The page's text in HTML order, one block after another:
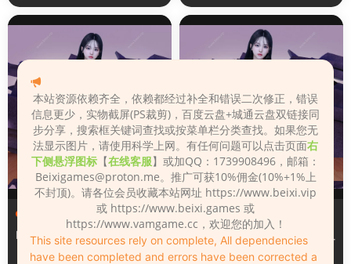
服装（Clothing）
Leopard_print_office_suit
服装（Clothing）
Lacquer_leather_two_tone_
tight_mini_skirt
本站资源依赖齐全，依赖都经过补全和错误二次修正，错误
信息更少，实物截屏(PS裁剪)，百度云盘+城通云盘双链接同
步分享，搜索框关键词查找或按菜单栏分类查找。如果您无
法显示图片，请使用科学上网。有任何问题可以点击页面右
下侧悬浮图标 【在线客服】或加QQ：1739908496，邮箱：
Beixigames@proton.me。推广可获10%佣金(10%+1%上
不封顶)。请各位会员收藏本站网址 https://www.beixi.vip
或 https://www.beixi.games 或
https://www.vamgame.cc，欢迎您的加入！
This site resources rely on complete, All dependencies
have been completed and errors have been corrected a